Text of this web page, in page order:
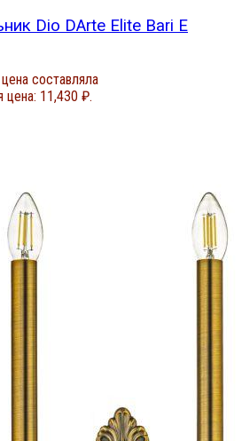
Dio DArte Elite Bari E
составляла
цена: 11,430 ₽.